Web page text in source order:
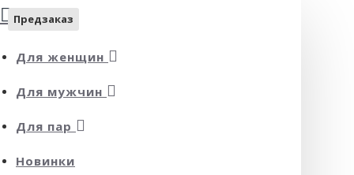
Для женщин
Для мужчин
Для пар
Новинки
Предзаказ